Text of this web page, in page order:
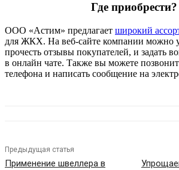
Где приобрести?
ООО «Астим» предлагает широкий
для ЖКХ. На веб-сайте компании можно
прочесть отзывы покупателей, и задать
в онлайн чате. Также вы можете
телефона и написать сообщение на
Предыдущая статья
Применение швеллера в